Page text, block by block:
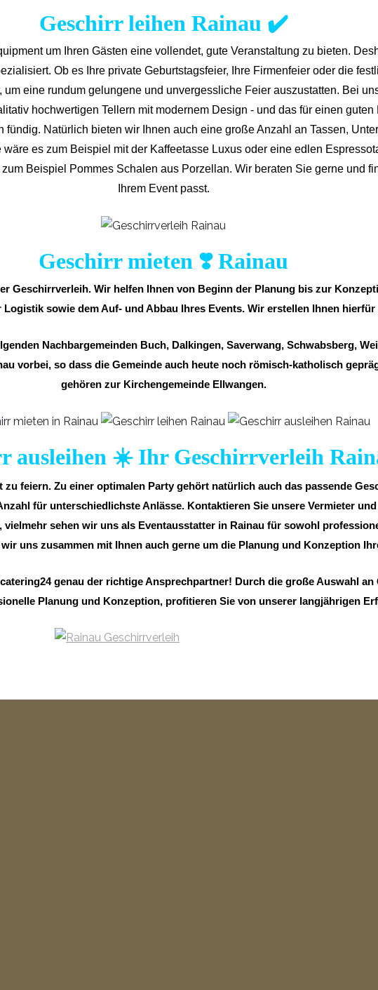
Geschirr leihen Rainau ✔️
um Ihren Gästen eine vollendet, gute Veranstaltung zu bieten.
Ob es Ihre private Geburtstagsfeier, Ihre Firmenfeier oder die
eine rundum gelungene und unvergess liche Feier auszustatten. Bei
hochwertigen Tellern mit modernem Design - und das für einen
Natürlich bieten wir Ihnen auch eine große Anzahl an Tassen,
es zum Beispiel mit der Kaffeetasse Luxus oder eine edlen
Beispiel Pommes Schalen aus Porzellan. Wir beraten Sie gerne und
Ihrem Event passt.
Geschirr mieten ❣️ Rainau
Geschirrverleih. Wir helfen Ihnen von Beginn der Planung bis zur
sowie dem Auf- und Abbau Ihres Events. Wir erstellen Ihnen
Nachbargemeinden Buch, Dalkingen, Saverwang, Schwabsberg,
vorbei, so dass die Gemeinde auch heute noch römisch-katholisch
gehören zur Kirchengemeinde Ellwangen.
ausleihen ☀️ Ihr Geschirrverleih
feiern. Zu einer optimalen Party gehört natürlich auch das passende
für unterschiedlichste Anlässe. Kontaktieren Sie unsere Vermieter
sehen wir uns als Eventausstatter in Rainau für sowohl
uns zusammen mit Ihnen auch gerne um die Planung und Konzeption
genau der richtige Ansprechpartner! Durch die große Auswahl
Planung und Konzeption, profitieren Sie von unserer langjährigen